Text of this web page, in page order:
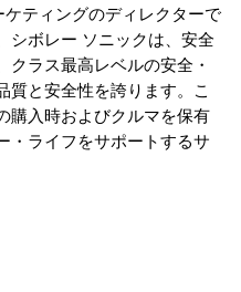
ティングのディレクターで
シボレー ソニックは、安全
ラス最高レベルの安全・
質と安全性を誇ります。こ
購入時およびクルマを保有
・ライフをサポートするサ